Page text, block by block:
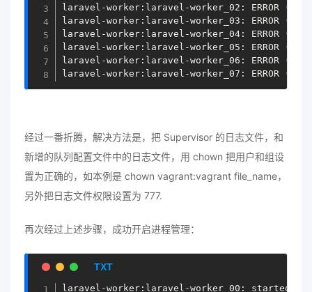
laravel-worker:laravel-worker_02: ERROR
laravel-worker:laravel-worker_03: ERROR
laravel-worker:laravel-worker_04: ERROR
laravel-worker:laravel-worker_05: ERROR
laravel-worker:laravel-worker_06: ERROR
经过一番折腾，解决方法是，把 Supervisor 的日志文件，和
新增的队列配置文件中的日志文件，用 chown 把用户和组设
置为正确的，如本例是 chown vagrant:vagrant file_name，
另外把日志文件权限设置为 777.
再次经过上述步骤，成功开启进程管理：
laravel-worker:laravel-worker_00: started